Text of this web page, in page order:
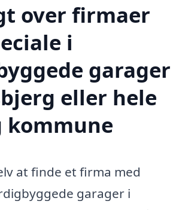
over firmaer
i
garager
eller hele
kommune
at finde et firma med
garager i